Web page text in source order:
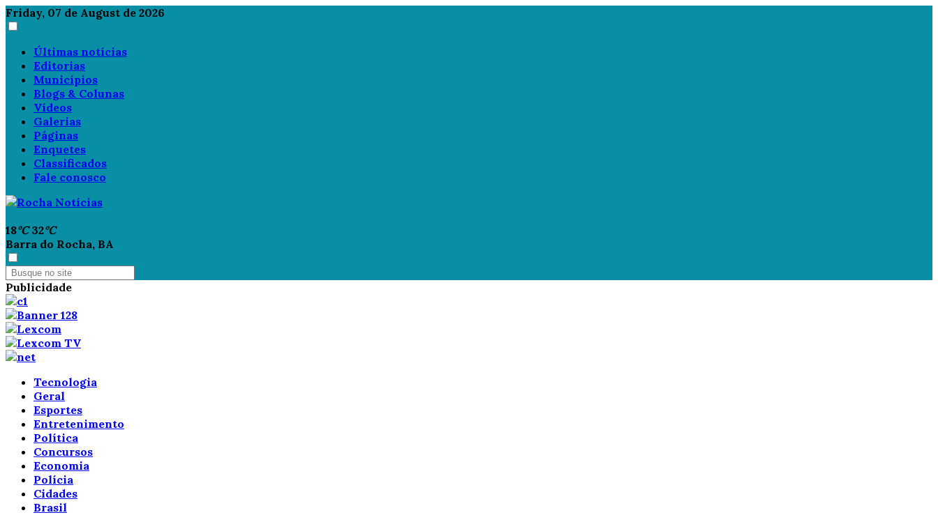
Friday, 07 de August de 2026
Últimas notícias
Editorias
Municípios
Blogs & Colunas
Vídeos
Galerias
Páginas
Enquetes
Classificados
Fale conosco
18°C 32°C
Barra do Rocha, BA
Publicidade
Tecnologia
Geral
Esportes
Entretenimento
Política
Concursos
Economia
Polícia
Cidades
Brasil